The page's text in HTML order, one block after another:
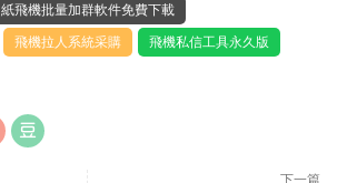
紙飛機批量加群軟件免費下載
飛機拉人系統采購
飛機私信工具永久版
下一篇